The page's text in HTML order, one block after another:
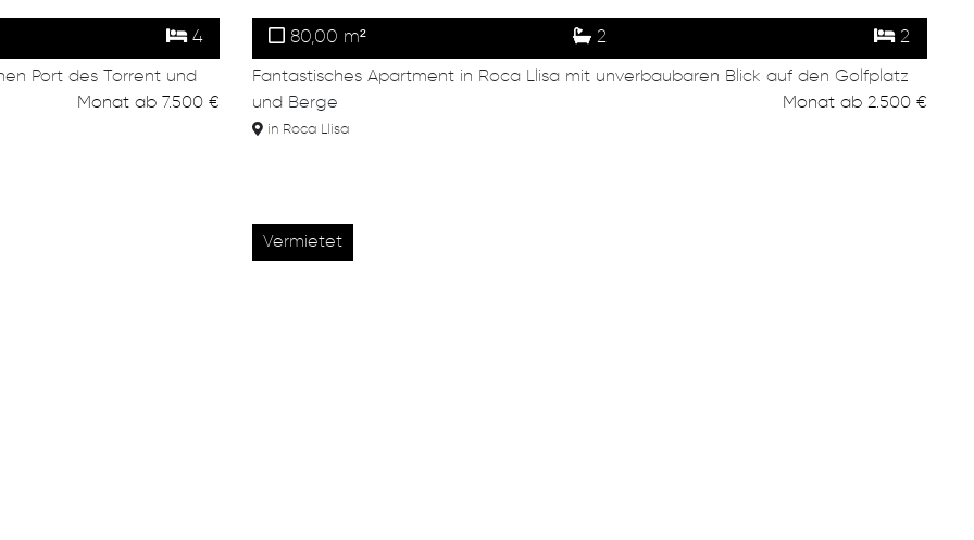
4
Port des Torrent und
Monatab 7.500 €
80,00 m² 2 2
Fantastisches Apartment in Roca Llisa mit unverbaubaren Blick auf den Golfplatz
und Berge
Monat ab 2.500 €
in Roca Llisa
Vermietet